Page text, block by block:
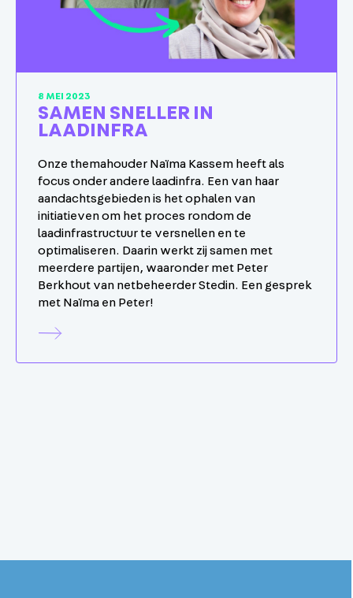
8 MEI 2023
SAMEN SNELLER IN
LAADINFRA
Onze themahouder Naïma Kassem heeft als
focus onder andere laadinfra. Een van haar
aandachtsgebieden is het ophalen van
initiatieven om het proces rondom de
laadinfrastructuur te versnellen en te
optimaliseren. Daarin werkt zij samen met
meerdere partijen, waaronder met Peter
Berkhout van netbeheerder Stedin. Een gesprek
met Naïma en Peter!